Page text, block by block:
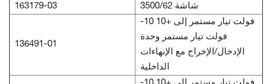
163179-03
شاشة 3500/62
136491-01
-10 فولت تيار مستمر إلى +10
فولت تيار مستمر وحدة
الإدخال/الإخراج مع الإنهاءات
الداخلية